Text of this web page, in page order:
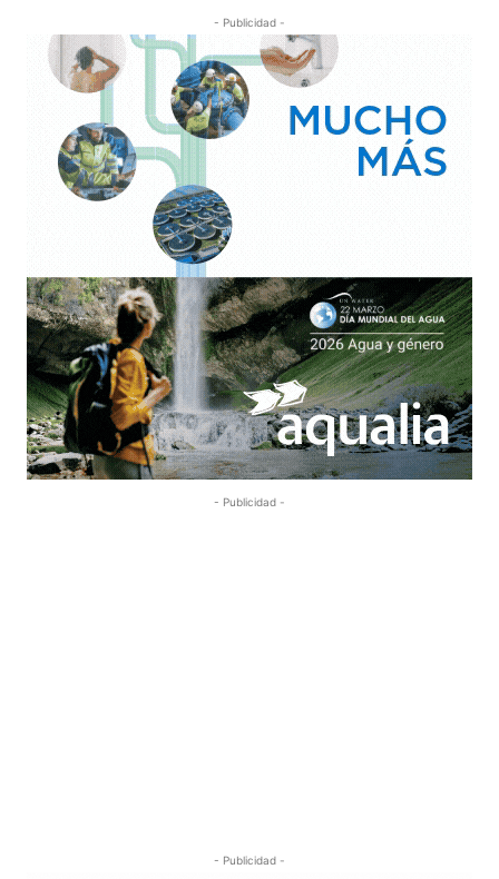
- Publicidad -
- Publicidad -
- Publicidad -